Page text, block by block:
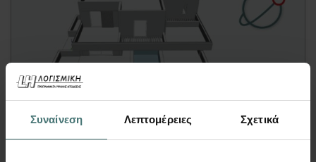
Συναίνεση Λεπτομέρειες Σχετικά
Video